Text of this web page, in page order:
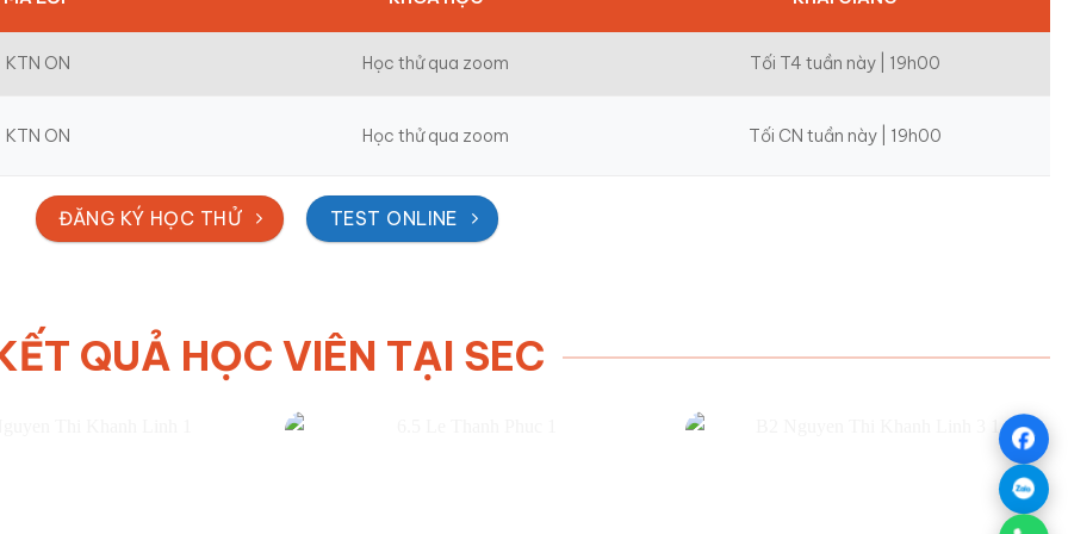
KTN ON Học thử qua zoom Tối T4 tuần này | 19h00
KTN ON Học thử qua zoom Tối CN tuần này | 19h00
ĐĂNG KÝ HỌC THỬ TEST ONLINE
QUẢ HỌC VIÊN TẠI SEC